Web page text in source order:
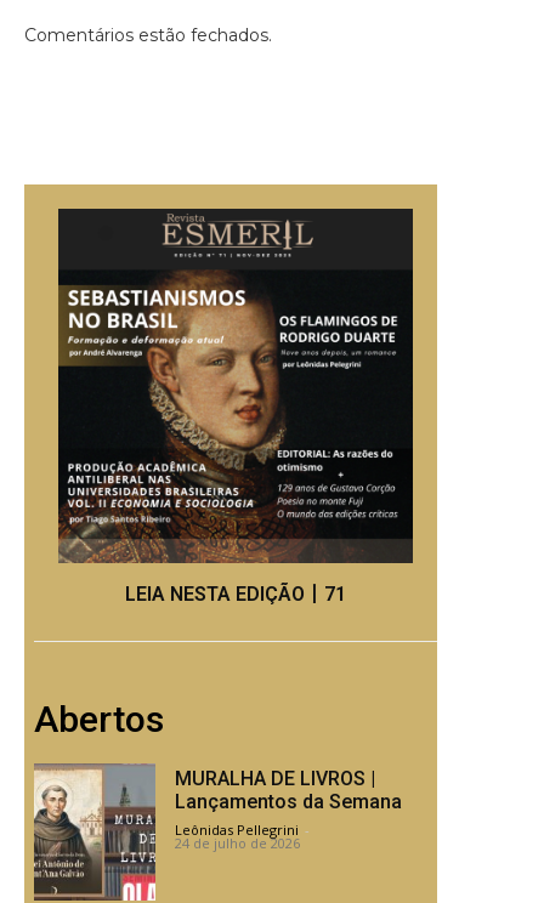
Comentários estão fechados.
LEIA NESTA EDIÇÃO丨71
Abertos
MURALHA DE LIVROS |
Lançamentos da Semana
Leônidas Pellegrini -
24 de julho de 2026